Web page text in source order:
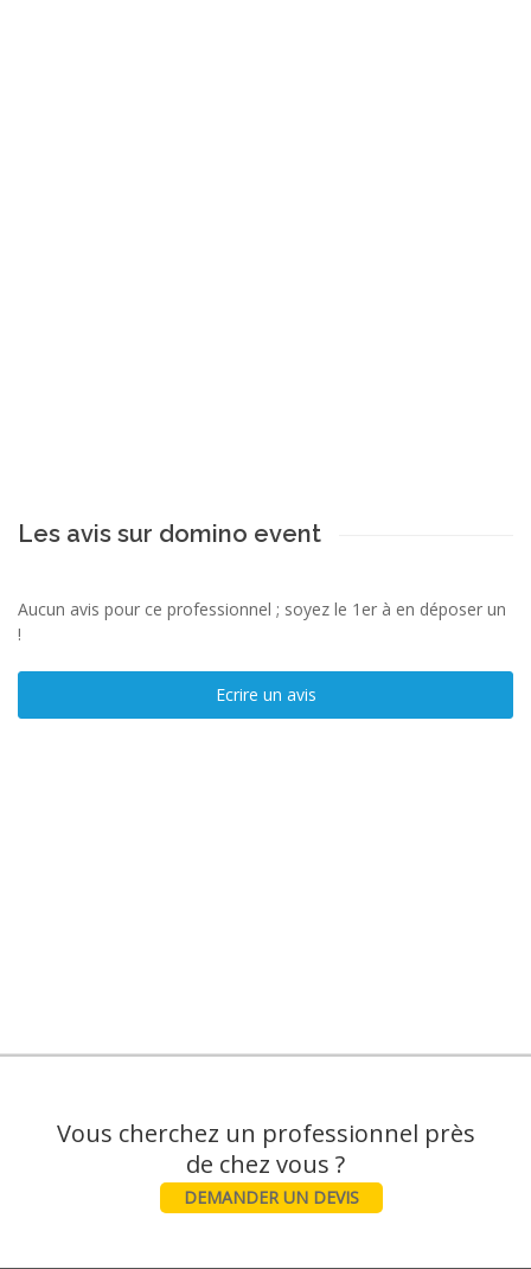
Les avis sur domino event
Aucun avis pour ce professionnel ; soyez le 1er à en déposer un
!
Ecrire un avis
Vous cherchez un professionnel près
DEMANDER UN DEVIS